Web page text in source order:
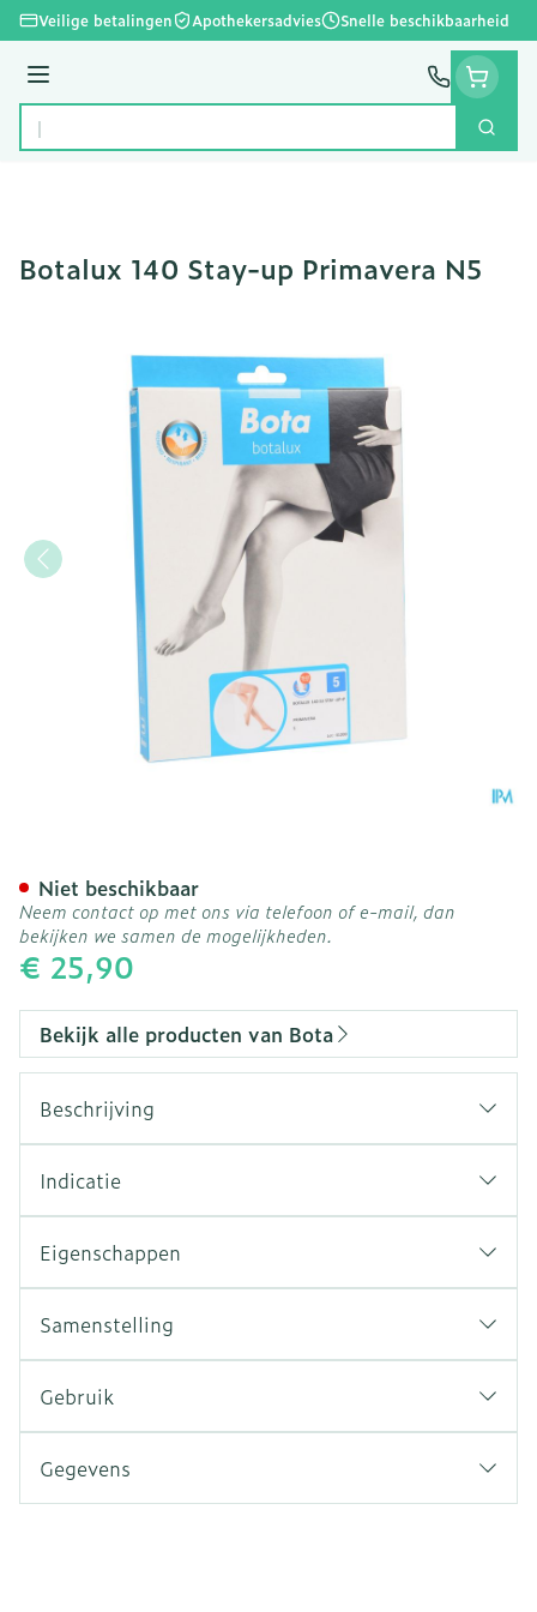
Ga naar de inhoud
Veilige betalingen Apothekersadvies Snelle beschikbaarheid
Menu
Product, merk, categorie...
Zoek
Botalux 140 Stay-up Primavera N5
€ 25,90
Niet beschikbaar
Neem contact op met ons via telefoon of e-mail, dan
bekijken we samen de mogelijkheden.
Bekijk alle producten van Bota
Beschrijving
Indicatie
Eigenschappen
Samenstelling
Gebruik
Gegevens